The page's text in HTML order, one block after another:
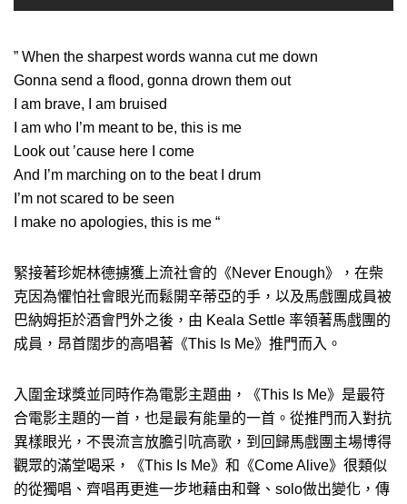
” When the sharpest words wanna cut me down
Gonna send a flood, gonna drown them out
I am brave, I am bruised
I am who I’m meant to be, this is me
Look out ’cause here I come
And I’m marching on to the beat I drum
I’m not scared to be seen
I make no apologies, this is me “
緊接著珍妮林德擄獲上流社會的《Never Enough》，在柴
克因為懼怕社會眼光而鬆開辛蒂亞的手，以及馬戲團成員被
巴納姆拒於酒會門外之後，由 Keala Settle 率領著馬戲團的
成員，昂首闊步的高唱著《This Is Me》推門而入。
入圍金球獎並同時作為電影主題曲，《This Is Me》是最符
合電影主題的一首，也是最有能量的一首。從推門而入對抗
異樣眼光，不畏流言放膽引吭高歌，到回歸馬戲團主場博得
觀眾的滿堂喝采，《This Is Me》和《Come Alive》很類似
的從獨唱、齊唱再更進一步地藉由和聲、solo做出變化，傳